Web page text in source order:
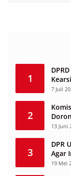
1
7 Juli
2
13 Juni
3
DPR
Agar
19 Mei